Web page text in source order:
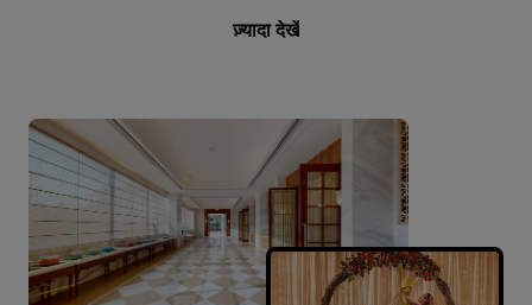
ज़्यादा देखें